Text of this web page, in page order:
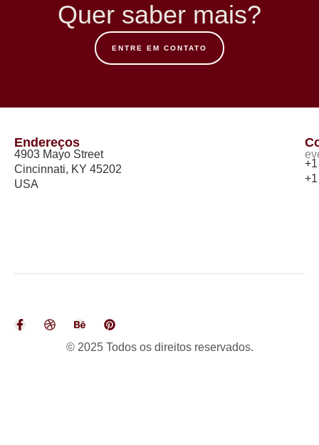
Quer saber mais?
ENTRE EM CONTATO
Endereços
4903 Mayo Street
Cincinnati, KY 45202
USA
© 2025 Todos os direitos reservados.